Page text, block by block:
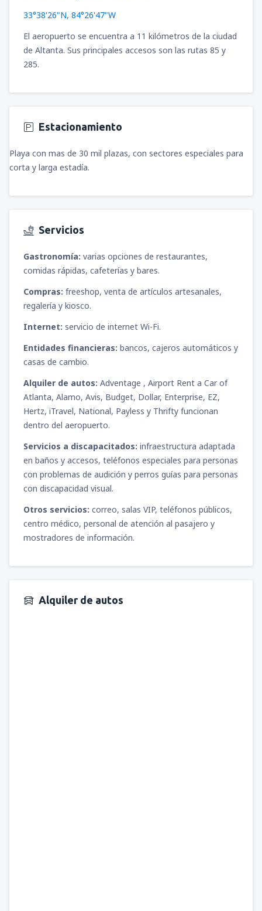
33°38'26"N, 84°26'47"W
El aeropuerto se encuentra a 11 kilómetros de la ciudad
de Altanta. Sus principales accesos son las rutas 85 y
285.
Estacionamiento
Playa con mas de 30 mil plazas, con sectores especiales para
corta y larga estadía.
Servicios
Gastronomía: varias opciones de restaurantes,
comidas rápidas, cafeterías y bares.
Compras: freeshop, venta de artículos artesanales,
regalería y kiosco.
Internet: servicio de internet Wi-Fi.
Entidades financieras: bancos, cajeros automáticos y
casas de cambio.
Alquiler de autos: Adventage , Airport Rent a Car of
Atlanta, Alamo, Avis, Budget, Dollar, Enterprise, EZ,
Hertz, iTravel, National, Payless y Thrifty funcionan
dentro del aeropuerto.
Servicios a discapacitados: infraestructura adaptada
en baños y accesos, teléfonos especiales para personas
con problemas de audición y perros guías para personas
con discapacidad visual.
Otros servicios: correo, salas VIP, teléfonos públicos,
centro médico, personal de atención al pasajero y
mostradores de información.
Alquiler de autos